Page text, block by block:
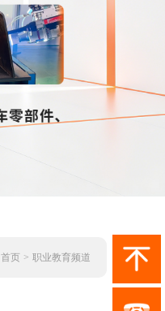
首页 > 职业教育频道